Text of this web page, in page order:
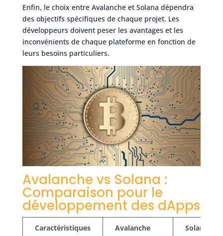
Enfin, le choix entre Avalanche et Solana dépendra
des objectifs spécifiques de chaque projet. Les
développeurs doivent peser les avantages et les
inconvénients de chaque plateforme en fonction de
leurs besoins particuliers.
Avalanche vs Solana :
Comparaison pour le
développement des dApps
Caractéristiques Avalanche Solana